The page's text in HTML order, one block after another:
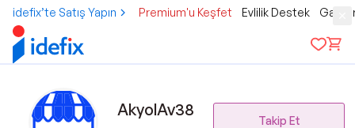
idefix’te Satış Yapın Premium'u Keşfet Evlilik Destek
AkyolAv38
Takip Et